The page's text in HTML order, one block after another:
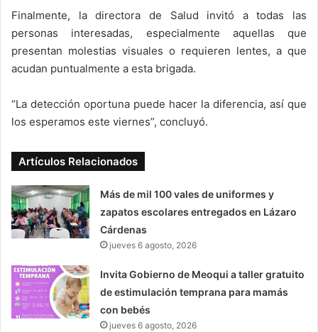
Finalmente, la directora de Salud invitó a todas las
personas interesadas, especialmente aquellas que
presentan molestias visuales o requieren lentes, a que
acudan puntualmente a esta brigada.
“La detección oportuna puede hacer la diferencia, así que
los esperamos este viernes”, concluyó.
Artículos Relacionados
Más de mil 100 vales de uniformes y
zapatos escolares entregados en Lázaro
Cárdenas
jueves 6 agosto, 2026
Invita Gobierno de Meoqui a taller gratuito
de estimulación temprana para mamás
con bebés
jueves 6 agosto, 2026